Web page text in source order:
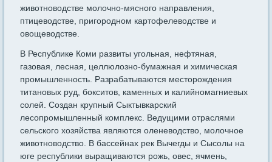
животноводстве молочно-мясного направления,
птицеводстве, пригородном картофелеводстве и
овощеводстве.
В Республике Коми развиты угольная, нефтяная,
газовая, лесная, целлюлозно-бумажная и химическая
промышленность. Разрабатываются месторождения
титановых руд, бокситов, каменных и калийномагниевых
солей. Создан крупный Сыктывкарский
лесопромышленный комплекс. Ведущими отраслями
сельского хозяйства являются оленеводство, молочное
животноводство. В бассейнах рек Вычегды и Сысолы на
юге республики выращиваются рожь, овес, ячмень,